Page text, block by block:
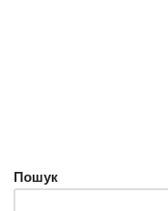
Пошук